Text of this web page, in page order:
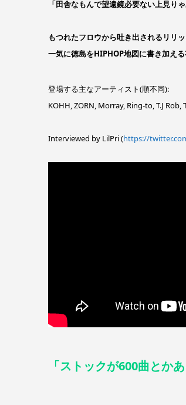
「田舎なもんで望遠鏡必要ない上見り
もつれたフロウから吐き出されるリリ
一気に徳島をHIPHOP地図に書き加え
登場する主なアーティスト(順不同):
KOHH, ZORN, Morray, Ring-to, T.J Rob,
Interviewed by LilPri (https://
「ストックが600曲とか